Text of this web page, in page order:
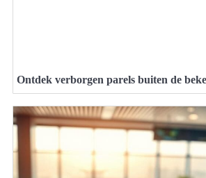
Ontdek verborgen parels buiten de